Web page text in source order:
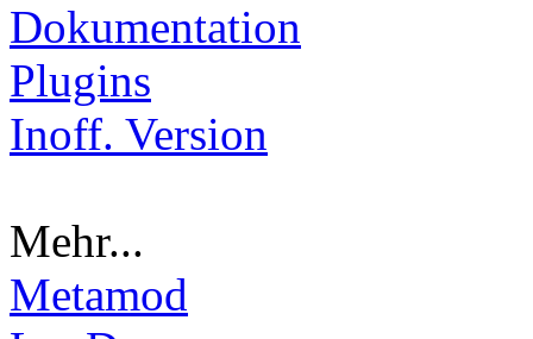
Dokumentation
Plugins
Inoff. Version
Mehr...
Metamod